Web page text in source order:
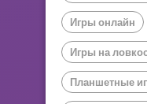
Игры онлайн
Игры на
Планшетные